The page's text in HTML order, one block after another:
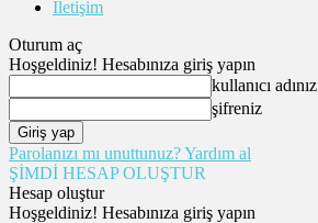
İletişim
Oturum aç
Hoşgeldiniz! Hesabınıza giriş yapın
kullanıcı adınız
şifreniz
Parolanızı mı unuttunuz? Yardım al
ŞİMDİ HESAP OLUŞTUR
Hesap oluştur
Hoşgeldiniz! Hesabınıza giriş yapın